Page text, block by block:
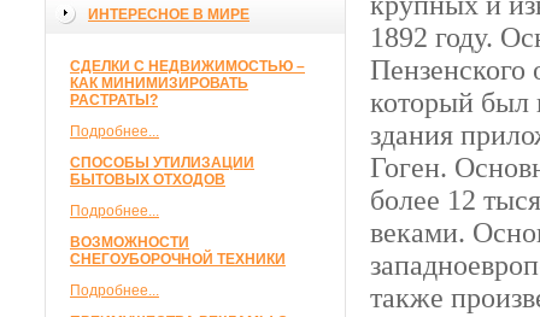
ИНТЕРЕСНОЕ В МИРЕ
СДЕЛКИ С НЕДВИЖИМОСТЬЮ –
КАК МИНИМИЗИРОВАТЬ
РАСТРАТЫ?
Подробнее...
СПОСОБЫ УТИЛИЗАЦИИ
БЫТОВЫХ ОТХОДОВ
Подробнее...
ВОЗМОЖНОСТИ
СНЕГОУБОРОЧНОЙ ТЕХНИКИ
Подробнее...
1892 году.
Пензенского
который был
здания
Гоген.
более 12
веками.
также